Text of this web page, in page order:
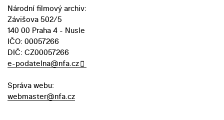
Národní filmový archiv:
Závišova 502/5
140 00 Praha 4 - Nusle
IČO: 00057266
DIČ: CZ00057266
e-podatelna@nfa.cz
Správa webu:
webmaster@nfa.cz